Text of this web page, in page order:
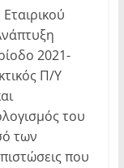
2021-
Π/Υ
του
των
που